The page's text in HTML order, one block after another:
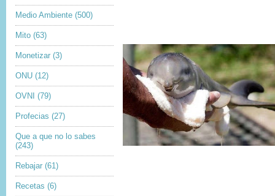
Medio Ambiente (500)
Mito (63)
Monetizar (3)
ONU (12)
OVNI (79)
Profecias (27)
Que a que no lo sabes
(243)
Rebajar (61)
Recetas (6)